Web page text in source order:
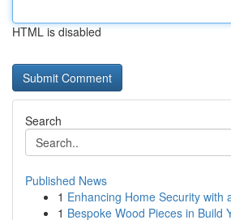
HTML is disabled
Search
Published News
1 Enhancing Home Security with
1 Bespoke Wood Pieces in Build